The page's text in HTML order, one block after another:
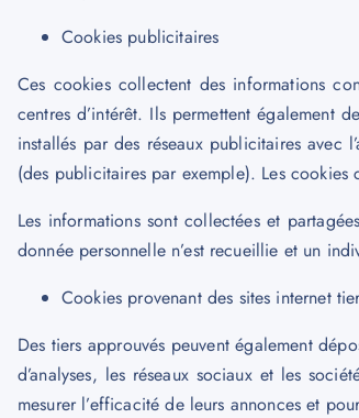
Cookies publicitaires
Ces cookies collectent des informations
centres d’intérêt. Ils permettent également
installés par des réseaux publicitaires avec
(des publicitaires par exemple). Les
Les informations sont collectées et
donnée personnelle n’est recueillie et un
Cookies provenant des sites internet
Des tiers approuvés peuvent également
d’analyses, les réseaux sociaux et les
mesurer l’efficacité de leurs annonces et